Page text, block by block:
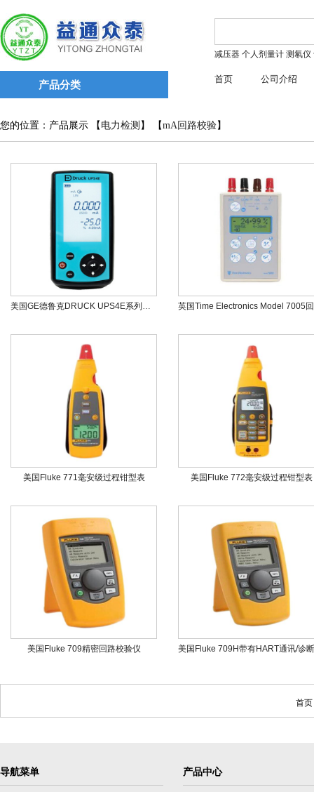
产品分类
减压器 个人剂量计 测氡仪
首页 公司介绍
您的位置：产品展示 【 电力检测 】 【mA回路校验】
美国GE德鲁克DRUCK UPS4E系列回路校验仪
美国Fluke 771毫安级过程钳型表 美国Fluke 772毫安级过程钳型表
美国Fluke 709精密回路校验仪
首
导航菜单 产品中心